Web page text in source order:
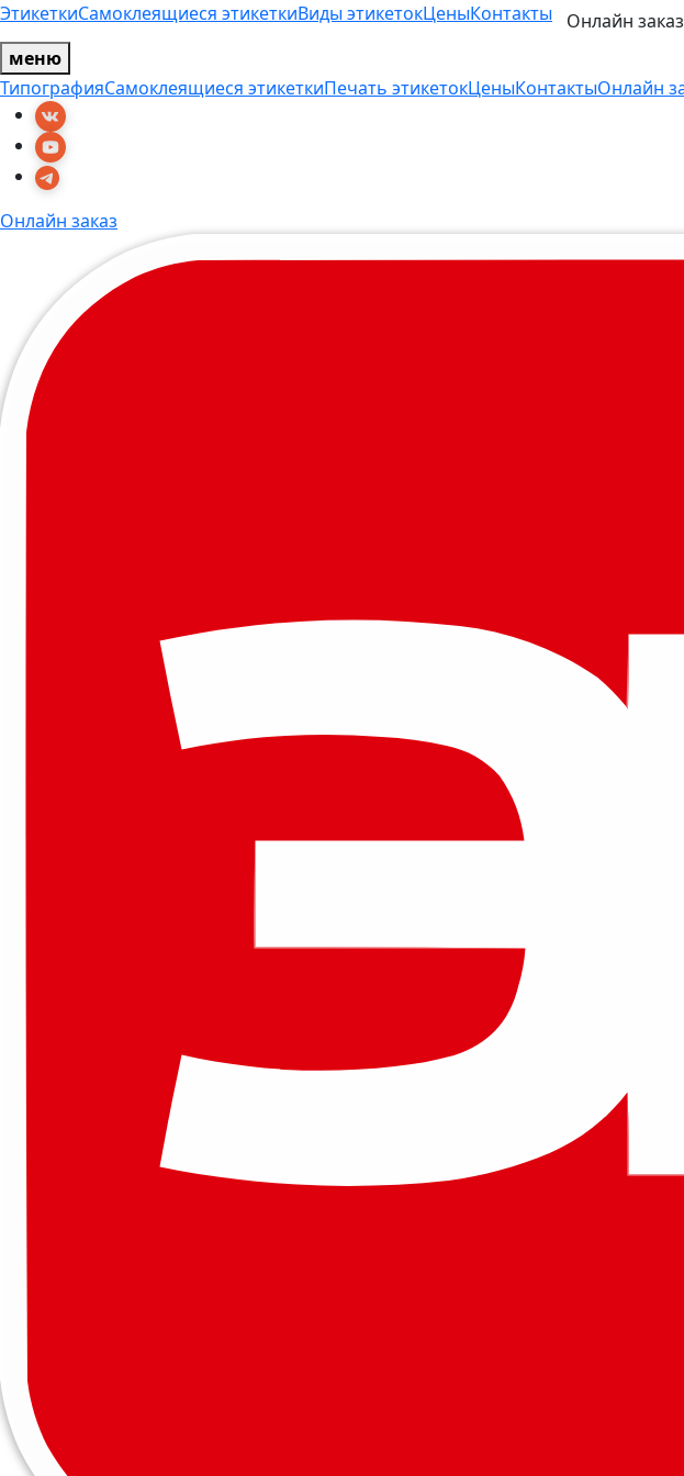
ЭтикеткиСамоклеящиеся этикеткиВиды этикетокЦеныКонтакты
Онлайн заказ
меню
ТипографияСамоклеящиеся этикеткиПечать этикетокЦеныКонтактыОнлайн
Онлайн заказ